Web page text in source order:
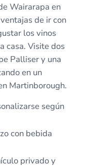
Wairarapa en
de ir con
los vinos
casa. Visite dos
Palliser y una
en un
Martinborough.
según
con bebida
privado y